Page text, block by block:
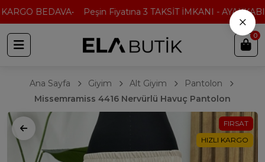
BEDAVA Peşin Fiyatına 3 TAKSİT İMKANI -
0
Ana Sayfa Giyim Alt Giyim
Pantolon
Missemramiss 4416 Nervürlü Havuç Pantolon
FIRSAT
HIZLI KARGO
×